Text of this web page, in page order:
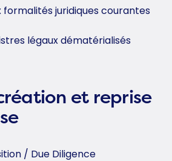
formalités juridiques courantes
légaux dématérialisés
et reprise
/ Due Diligence